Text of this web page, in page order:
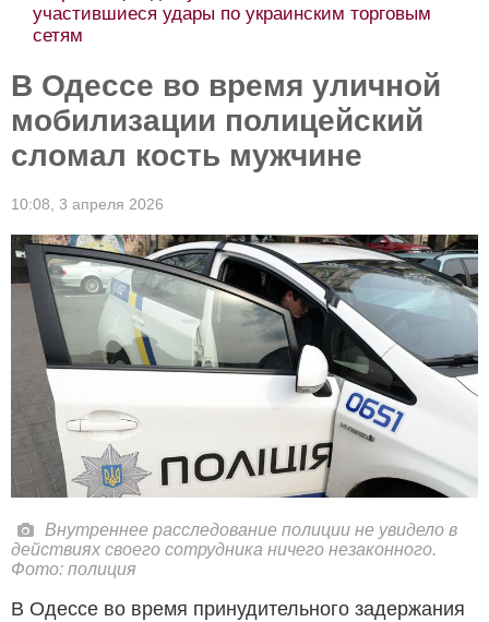
участившиеся удары по украинским торговым
сетям
В Одессе во время уличной
мобилизации полицейский
сломал кость мужчине
10:08, 3 апреля 2026
Внутреннее расследование полиции не увидело в
действиях своего сотрудника ничего незаконного.
Фото: полиция
В Одессе во время принудительного задержания